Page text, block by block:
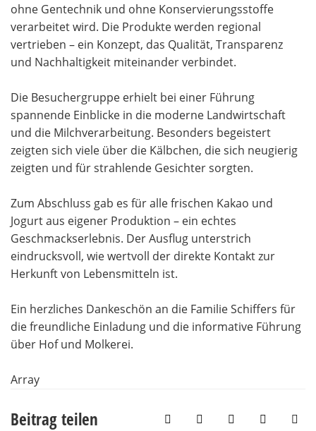
ohne Gentechnik und ohne Konservierungsstoffe
verarbeitet wird. Die Produkte werden regional
vertrieben – ein Konzept, das Qualität, Transparenz
und Nachhaltigkeit miteinander verbindet.
Die Besuchergruppe erhielt bei einer Führung
spannende Einblicke in die moderne Landwirtschaft
und die Milchverarbeitung. Besonders begeistert
zeigten sich viele über die Kälbchen, die sich neugierig
zeigten und für strahlende Gesichter sorgten.
Zum Abschluss gab es für alle frischen Kakao und
Jogurt aus eigener Produktion – ein echtes
Geschmackserlebnis. Der Ausflug unterstrich
eindrucksvoll, wie wertvoll der direkte Kontakt zur
Herkunft von Lebensmitteln ist.
Ein herzliches Dankeschön an die Familie Schiffers für
die freundliche Einladung und die informative Führung
über Hof und Molkerei.
Array
Beitrag teilen